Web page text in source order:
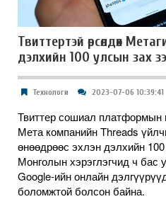
Твиттертэй өрсөлдөх
дэлхийн 100 улсын зах
Технологи 2023-07-06 10:39:41
Твиттер сошиал платформын
Мета компанийн Threads
өнөөдрөөс эхлэн дэлхийн
Монголын хэрэглэгчид ч бас
Google-ийн онлайн
боломжтой болсон байна.